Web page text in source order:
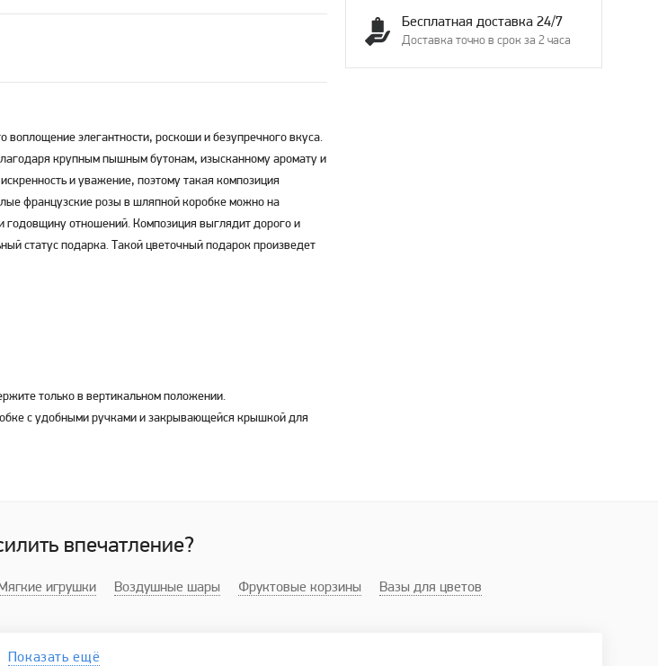
элегантности, роскоши и безупречного вкуса.
крупным пышным бутонам, изысканному аромату и
и уважение, поэтому такая композиция
французские розы в шляпной коробке можно на
отношений. Композиция выглядит дорого и
статус подарка. Такой цветочный подарок произведет
только в вертикальном положении.
с удобными ручками и закрывающейся крышкой для
Бесплатная доставка 24/7
Доставка точно в срок за 2 часа
впечатление?
Мягкие игрушки Воздушные шары Фруктовые корзины Вазы для цветов
Показать ещё